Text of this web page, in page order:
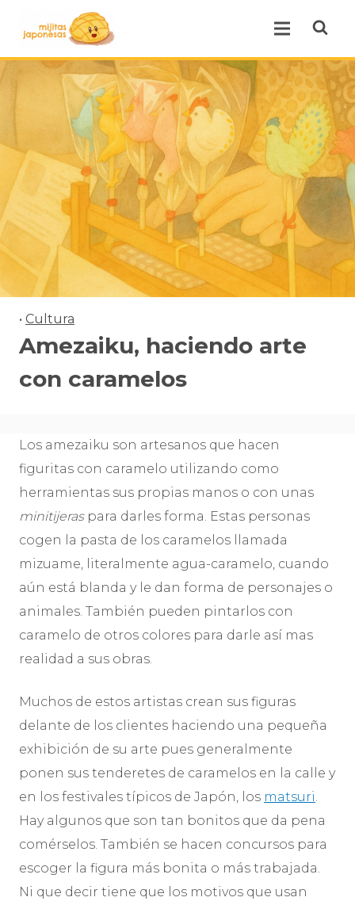
Open menu.
Open
• Cultura
Amezaiku, haciendo arte
con caramelos
Los amezaiku son artesanos que hacen
figuritas con caramelo utilizando como
herramientas sus propias manos o con unas
minitijeras para darles forma. Estas personas
cogen la pasta de los caramelos llamada
mizuame, literalmente agua-caramelo, cuando
aún está blanda y le dan forma de personajes o
animales. También pueden pintarlos con
caramelo de otros colores para darle así mas
realidad a sus obras.
Muchos de estos artistas crean sus figuras
delante de los clientes haciendo una pequeña
exhibición de su arte pues generalmente
ponen sus tenderetes de caramelos en la calle y
en los festivales tí­picos de Japón, los matsuri.
Hay algunos que son tan bonitos que da pena
comérselos. También se hacen concursos para
escoger la figura más bonita o más trabajada.
Ni que decir tiene que los motivos que usan